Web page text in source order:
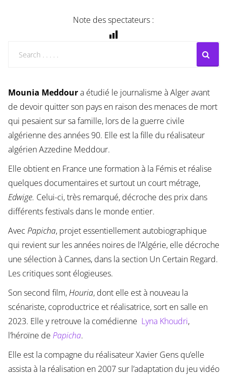
Note des spectateurs :
Mounia Meddoura étudié le journalisme à Alger avant
de devoir quitter son pays en raison des menaces de mort
qui pesaient sur sa famille, lors de la guerre civile
algérienne des années 90. Elle est la fille du réalisateur
algérien Azzedine Meddour.
Elle obtient en France une formation à la Fémis et réalise
quelques documentaires et surtout un court métrage,
Edwige. Celui-ci, très remarqué, décroche des prix dans
différents festivals dans le monde entier.
Avec Papicha, projet essentiellement autobiographique
qui revient sur les années noires de l’Algérie, elle décroche
une sélection à Cannes, dans la section Un Certain Regard.
Les critiques sont élogieuses.
Son second film,Houria, dont elle est à nouveau la
scénariste, coproductrice et réalisatrice, sort en salle en
2023. Elle y retrouve la comédienne Lyna Khoudri,
l’héroïne de Papicha.
Elle est la compagne du réalisateur Xavier Gens qu’elle
assista à la réalisation en 2007 sur l’adaptation du jeu vidéo